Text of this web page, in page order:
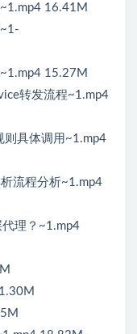
16.41M
15.27M
转发流程~1.mp4
具体调用~1.mp4
流程分析~1.mp4
理？~1.mp4